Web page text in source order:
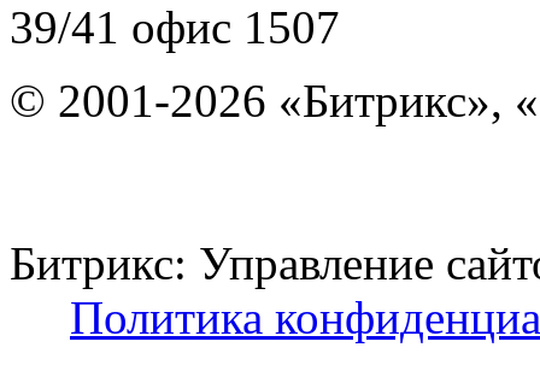
39/41 офис 1507
© 2001-2026 «Битрикс»,
Битрикс: Управление
Политика